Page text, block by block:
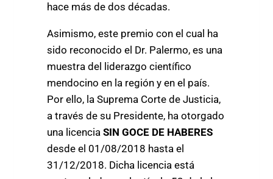
hace más de dos décadas.
Asimismo, este premio con el cual ha
sido reconocido el Dr. Palermo, es una
muestra del liderazgo científico
mendocino en la región y en el país.
Por ello, la Suprema Corte de Justicia,
a través de su Presidente, ha otorgado
una licencia SIN GOCE DE HABERES
desde el 01/08/2018 hasta el
31/12/2018. Dicha licencia está